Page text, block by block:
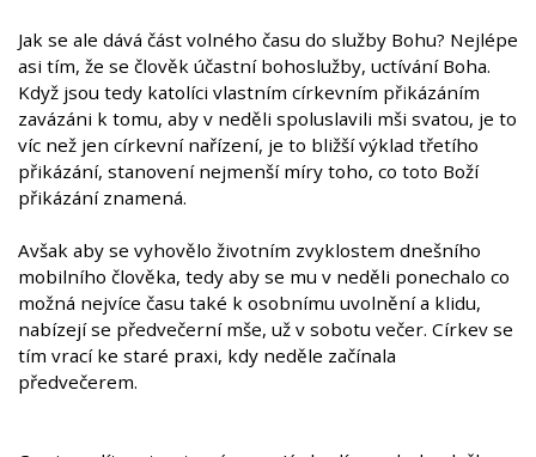
Jak se ale dává část volného času do služby Bohu? Nejlépe
asi tím, že se člověk účastní bohoslužby, uctívání Boha.
Když jsou tedy katolíci vlastním církevním přikázáním
zavázáni k tomu, aby v neděli spoluslavili mši svatou, je to
víc než jen církevní nařízení, je to bližší výklad třetího
přikázání, stanovení nejmenší míry toho, co toto Boží
přikázání znamená.
Avšak aby se vyhovělo životním zvyklostem dnešního
mobilního člověka, tedy aby se mu v neděli ponechalo co
možná nejvíce času také k osobnímu uvolnění a klidu,
nabízejí se předvečerní mše, už v sobotu večer. Církev se
tím vrací ke staré praxi, kdy neděle začínala
předvečerem.